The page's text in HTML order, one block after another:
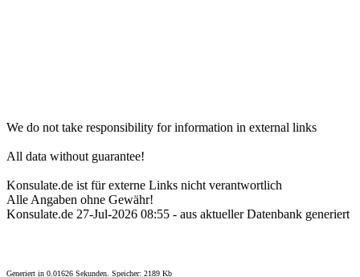
We do not take responsibility for information in external links
All data without guarantee!
Konsulate.de ist für externe Links nicht verantwortlich
Alle Angaben ohne Gewähr!
Konsulate.de 27-Jul-2026 08:55 - aus aktueller Datenbank generiert
Generiert in 0.01626 Sekunden. Speicher: 2189 Kb